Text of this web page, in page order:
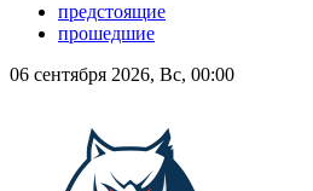
предстоящие
прошедшие
06 сентября 2026, Вс, 00:00